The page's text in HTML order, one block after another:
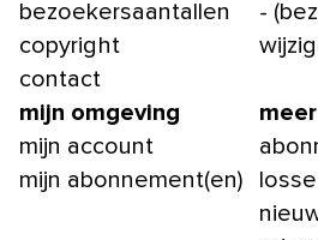
bezoekersaantallen
copyright
contact
-
mijn omgeving
mijn account
mijn abonnement(en)